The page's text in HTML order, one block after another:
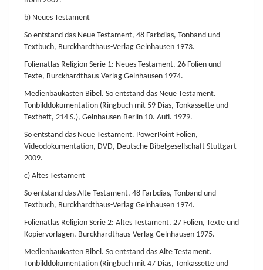
b) Neues Testament
So entstand das Neue Testament, 48 Farbdias, Tonband und
Textbuch, Burckhardthaus-Verlag Gelnhausen 1973.
Folienatlas Religion Serie 1: Neues Testament, 26 Folien und
Texte, Burckhardthaus-Verlag Gelnhausen 1974.
Medienbaukasten Bibel. So entstand das Neue Testament.
Tonbilddokumentation (Ringbuch mit 59 Dias, Tonkassette und
Textheft, 214 S.), Gelnhausen-Berlin 10. Aufl. 1979.
So entstand das Neue Testament. PowerPoint Folien,
Videodokumentation, DVD, Deutsche Bibelgesellschaft Stuttgart
2009.
c) Altes Testament
So entstand das Alte Testament, 48 Farbdias, Tonband und
Textbuch, Burckhardthaus-Verlag Gelnhausen 1974.
Folienatlas Religion Serie 2: Altes Testament, 27 Folien, Texte und
Kopiervorlagen, Burckhardthaus-Verlag Gelnhausen 1975.
Medienbaukasten Bibel. So entstand das Alte Testament.
Tonbilddokumentation (Ringbuch mit 47 Dias, Tonkassette und